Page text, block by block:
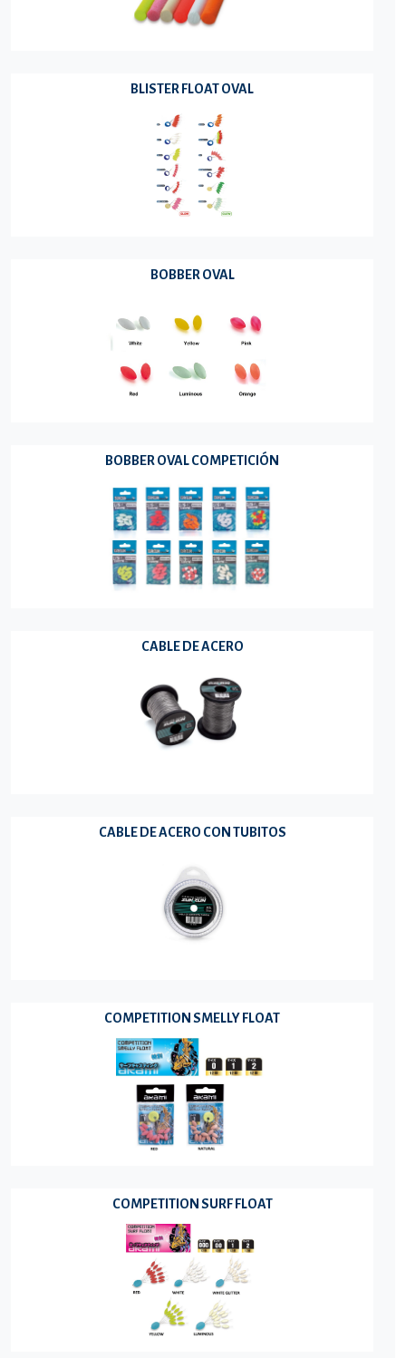
BLISTER FLOAT OVAL
BOBBER OVAL
BOBBER OVAL COMPETICIÓN
CABLE DE ACERO
CABLE DE ACERO CON TUBITOS
COMPETITION SMELLY FLOAT
COMPETITION SURF FLOAT